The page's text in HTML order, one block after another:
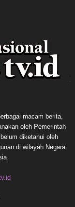
macam berita,
oleh Pemerintah
diketahui oleh
di wilayah Negara